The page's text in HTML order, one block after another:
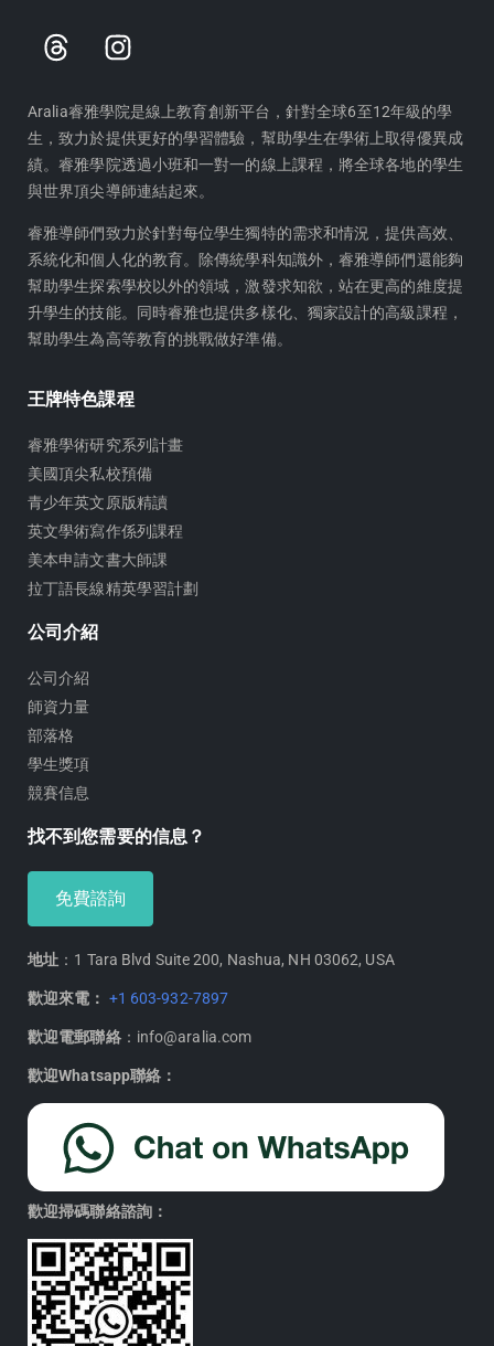
T
h
e
a
d
s
I
n
t
a
g
r
a
m
Aralia睿雅學院是線上教育創新平台，針對全球6至12年級的學
生，致力於提供更好的學習體驗，幫助學生在學術上取得優異成
績。睿雅學院透過小班和一對一的線上課程，將全球各地的學生
與世界頂尖導師連結起來。
睿雅導師們致力於針對每位學生獨特的需求和情況，提供高效、
系統化和個人化的教育。除傳統學科知識外，睿雅導師們還能夠
幫助學生探索學校以外的領域，激發求知欲，站在更高的維度提
升學生的技能。同時睿雅也提供多樣化、獨家設計的高級課程，
幫助學生為高等教育的挑戰做好準備。
王牌特色課程
睿雅學術研究系列計畫
美國頂尖私校預備
青少年英文原版精讀
英文學術寫作係列課程
美本申請文書大師課
拉丁語長線精英學習計劃
公司介紹
公司介紹
師資力量
部落格
學生獎項
競賽信息
找不到您需要的信息？
免費諮詢
地址 ：1 Tara Blvd Suite 200, Nashua, NH 03062, USA
歡迎來電： +1 603-932-7897
歡迎電郵聯絡：info@aralia.com
歡迎Whatsapp聯絡：
歡迎掃碼聯絡諮詢：